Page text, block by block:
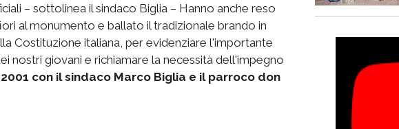
– sottolinea il sindaco Biglia – Hanno anche reso
al monumento e ballato il tradizionale brando in
Costituzione italiana, per evidenziare l'importante
nostri giovani e richiamare la necessità dell'impegno
con il sindaco Marco Biglia e il parroco don